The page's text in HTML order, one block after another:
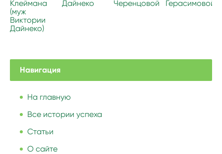
Клеймана
(муж
Виктории
Дайнеко)
Дайнеко
Черенцовой
Герасимовой
Навигация
На главную
Все истории успеха
Статьи
О сайте